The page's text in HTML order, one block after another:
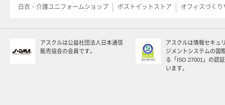
白衣・介護ユニフォームショップ
ポストイットストア オフィスづくり
アスクルは公益社団法人日本通信
販売協会の会員です。
アスクルは情報セキュ
ジメントシステムの国
る「ISO 27001」の認
います。